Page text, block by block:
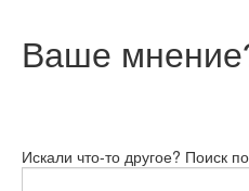
Ваше мнение
Искали что-то другое? Поиск